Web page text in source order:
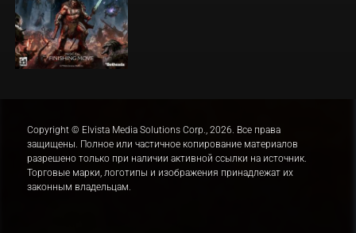
Copyright © Elvista Media Solutions Corp., 2026. Все права
защищены. Полное или частичное копирование материалов
разрешено только при наличии активной ссылки на источник.
Торговые марки, логотипы и изображения принадлежат их
законным владельцам.